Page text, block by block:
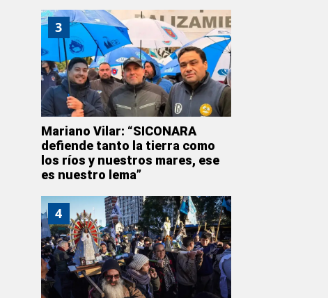
3
Mariano Vilar: “SICONARA
defiende tanto la tierra como
los ríos y nuestros mares, ese
es nuestro lema”
4